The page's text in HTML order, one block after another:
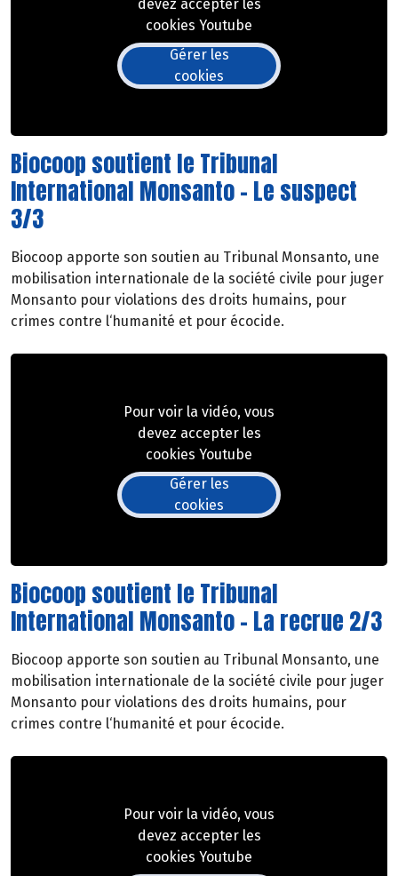
devez accepter les
cookies Youtube
Gérer les
cookies
Biocoop soutient le Tribunal
International Monsanto - Le suspect
3/3
Biocoop apporte son soutien au Tribunal Monsanto, une
mobilisation internationale de la société civile pour juger
Monsanto pour violations des droits humains, pour
crimes contre l‘humanité et pour écocide.
Pour voir la vidéo, vous
devez accepter les
cookies Youtube
Gérer les
cookies
Biocoop soutient le Tribunal
International Monsanto - La recrue 2/3
Biocoop apporte son soutien au Tribunal Monsanto, une
mobilisation internationale de la société civile pour juger
Monsanto pour violations des droits humains, pour
crimes contre l‘humanité et pour écocide.
Pour voir la vidéo, vous
devez accepter les
cookies Youtube